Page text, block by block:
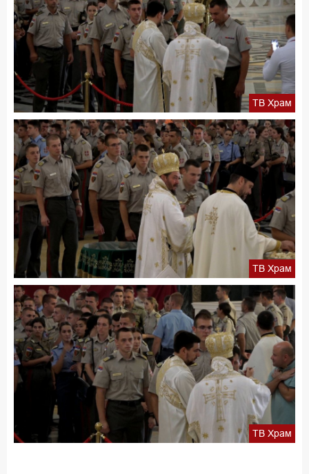
ТВ Храм
ТВ Храм
ТВ Храм